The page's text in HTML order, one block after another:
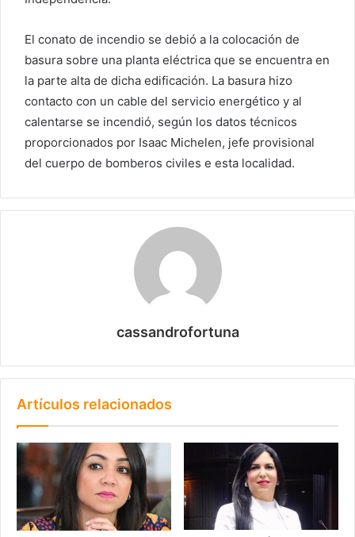
El conato de incendio se debió a la colocación de
basura sobre una planta eléctrica que se encuentra en
la parte alta de dicha edificación. La basura hizo
contacto con un cable del servicio energético y al
calentarse se incendió, según los datos técnicos
proporcionados por Isaac Michelen, jefe provisional
del cuerpo de bomberos civiles e esta localidad.
cassandrofortuna
Artículos relacionados